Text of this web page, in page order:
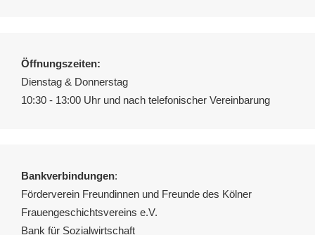
Öffnungszeiten:
Dienstag & Donnerstag
10:30 - 13:00 Uhr und nach telefonischer Vereinbarung
Bankverbindungen:
Förderverein Freundinnen und Freunde des Kölner
Frauengeschichtsvereins e.V.
Bank für Sozialwirtschaft